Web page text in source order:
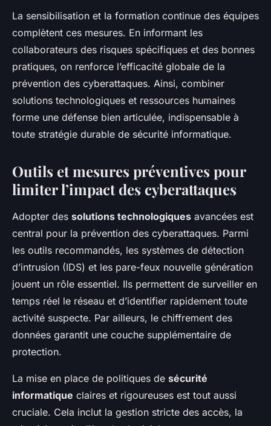
La sensibilisation et la formation continue des équipes
complètent ces mesures. En informant les
collaborateurs des risques spécifiques et des bonnes
pratiques, on renforce l’efficacité globale de la
prévention des cyberattaques. Ainsi, combiner
solutions technologiques et ressources humaines
forme une défense bien articulée, indispensable à
toute stratégie durable de sécurité informatique.
Outils et mesures préventives pour
limiter l’impact des cyberattaques
Adopter des solutions technologiques avancées est
central pour la prévention des cyberattaques. Parmi
les outils recommandés, les systèmes de détection
d’intrusion (IDS) et les pare-feux nouvelle génération
jouent un rôle essentiel. Ils permettent de surveiller en
temps réel le réseau et d’identifier rapidement toute
activité suspecte. Par ailleurs, le chiffrement des
données garantit une couche supplémentaire de
protection.
La mise en place de politiques de sécurité
informatique claires et rigoureuses est tout aussi
cruciale. Cela inclut la gestion stricte des accès, la